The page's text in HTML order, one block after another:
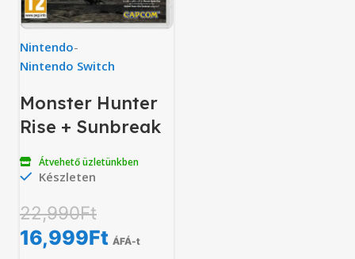
Nintendo-
Nintendo Switch
Monster Hunter
Rise + Sunbreak
Átvehető üzletünkben
Készleten
22,990Ft
16,999Ft ÁFÁ-t